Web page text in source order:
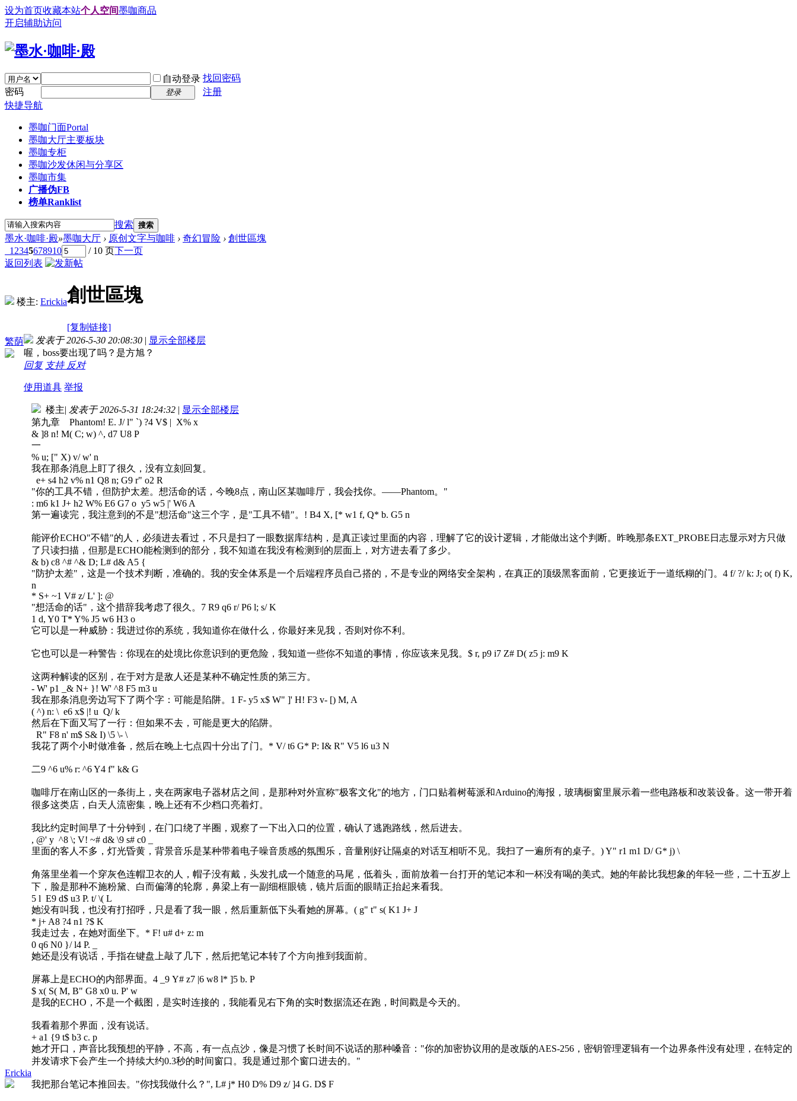
设为首页收藏本站个人空间墨咖商品
开启辅助访问
自动登录 找回密码
密码
登录
注册
快捷导航
墨咖门面Portal
墨咖大厅主要板块
墨咖专柜
墨咖沙发休闲与分享区
墨咖市集
广播伪FB
榜单Ranklist
搜索 搜索
墨水·咖啡·殿»墨咖大厅 › 原创文字与咖啡 › 奇幻冒险 › 創世區塊
1 2345678910 / 10 页下一页
返回列表
楼主: Erickia創世區塊
[复制链接]
繁荫
发表于 2026-5-30 20:08:30 | 显示全部楼层
喔，boss要出现了吗？是方旭？
回复 支持 反对
使用道具 举报
Erickia
楼主| 发表于 2026-5-31 18:24:32 | 显示全部楼层
第九章 Phantom! E. J/ l" `) ?4 V$ | X% x
& ]8 n! M( C; w) ^, d7 U8 P
一
% u; [" X) v/ w' n
我在那条消息上盯了很久，没有立刻回复。
e+ s4 h2 v% n1 Q8 n; G9 r" o2 R
"你的工具不错，但防护太差。想活命的话，今晚8点，南山区某咖啡厅，我会找你。——Phantom。"
: m6 k1 J+ h2 W% E6 G7 o y5 w5 |' W6 A
第一遍读完，我注意到的不是"想活命"这三个字，是"工具不错"。 ! B4 X, [* w1 f, Q* b. G5 n
能评价ECHO"不错"的人，必须进去看过，不只是扫了一眼数据库结构，是真正读过里面的内容，理解了它的设计逻辑，才能做出这个判断。昨晚那条EXT_PROBE日志显示对方只做
了只读扫描，但那是ECHO能检测到的部分，我不知道在我没有检测到的层面上，对方进去看了多少。
& b) c8 ^# ^& D; L# d& A5 {
"防护太差"，这是一个技术判断，准确的。我的安全体系是一个后端程序员自己搭的，不是专业的网络安全架构，在真正的顶级黑客面前，它更接近于一道纸糊的门。 4 f/ ?/ k: J; o( f) K,
n
* S+ ~1 V# z/ L' ]: @
"想活命的话"，这个措辞我考虑了很久。 7 R9 q6 r/ P6 l; s/ K
1 d, Y0 T* Y% J5 w6 H3 o
它可以是一种威胁：我进过你的系统，我知道你在做什么，你最好来见我，否则对你不利。
它也可以是一种警告：你现在的处境比你意识到的更危险，我知道一些你不知道的事情，你应该来见我。 $ r, p9 i7 Z# D( z5 j: m9 K
这两种解读的区别，在于对方是敌人还是某种不确定性质的第三方。
- W' p1 _& N+ }! W' ^8 F5 m3 u
我在那条消息旁边写下了两个字：可能是陷阱。 1 F- y5 x$ W" ]' H! F3 v- [) M, A
( ^) n: \ e6 x$ |! u Q/ k
然后在下面又写了一行：但如果不去，可能是更大的陷阱。
R" F8 n' m$ S& I) \5 \- \
我花了两个小时做准备，然后在晚上七点四十分出了门。 * V/ t6 G* P: I& R" V5 l6 u3 N
二9 ^6 u% r: ^6 Y4 f" k& G
咖啡厅在南山区的一条街上，夹在两家电子器材店之间，是那种对外宣称"极客文化"的地方，门口贴着树莓派和Arduino的海报，玻璃橱窗里展示着一些电路板和改装设备。这一带开着
很多这类店，白天人流密集，晚上还有不少档口亮着灯。
我比约定时间早了十分钟到，在门口绕了半圈，观察了一下出入口的位置，确认了逃跑路线，然后进去。
, @' y ^8 \; V! ~# d& \9 s# c0 _
里面的客人不多，灯光昏黄，背景音乐是某种带着电子噪音质感的氛围乐，音量刚好让隔桌的对话互相听不见。我扫了一遍所有的桌子。 ) Y" r1 m1 D/ G* j) \
角落里坐着一个穿灰色连帽卫衣的人，帽子没有戴，头发扎成一个随意的马尾，低着头，面前放着一台打开的笔记本和一杯没有喝的美式。她的年龄比我想象的年轻一些，二十五岁上
下，脸是那种不施粉黛、白而偏薄的轮廓，鼻梁上有一副细框眼镜，镜片后面的眼睛正抬起来看我。
5 l E9 d$ u3 P. t/ \( L
她没有叫我，也没有打招呼，只是看了我一眼，然后重新低下头看她的屏幕。 ( g" t" s( K1 J+ J
* j+ A8 ?4 n1 ?$ K
我走过去，在她对面坐下。 * F! u# d+ z: m
0 q6 N0 }/ l4 P. _
她还是没有说话，手指在键盘上敲了几下，然后把笔记本转了个方向推到我面前。
屏幕上是ECHO的内部界面。 4 _9 Y# z7 |6 w8 l* ]5 b. P
$ x( S( M, B" G8 x0 u. P' w
是我的ECHO，不是一个截图，是实时连接的，我能看见右下角的实时数据流还在跑，时间戳是今天的。
我看着那个界面，没有说话。
+ a1 {9 t$ b3 c. p
她才开口，声音比我预想的平静，不高，有一点点沙，像是习惯了长时间不说话的那种嗓音："你的加密协议用的是改版的AES-256，密钥管理逻辑有一个边界条件没有处理，在特定的
并发请求下会产生一个持续大约0.3秒的时间窗口。我是通过那个窗口进去的。"
我把那台笔记本推回去。"你找我做什么？", L# j* H0 D% D9 z/ ]4 G. D$ F